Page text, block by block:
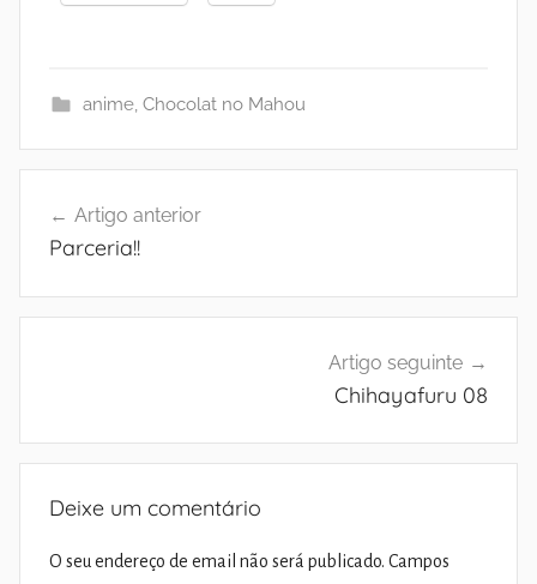
anime, Chocolat no Mahou
de
Artigo anterior
Parceria!!
Artigo seguinte
Chihayafuru 08
Deixe um comentário
O seu endereço de email não será publicado. Campos